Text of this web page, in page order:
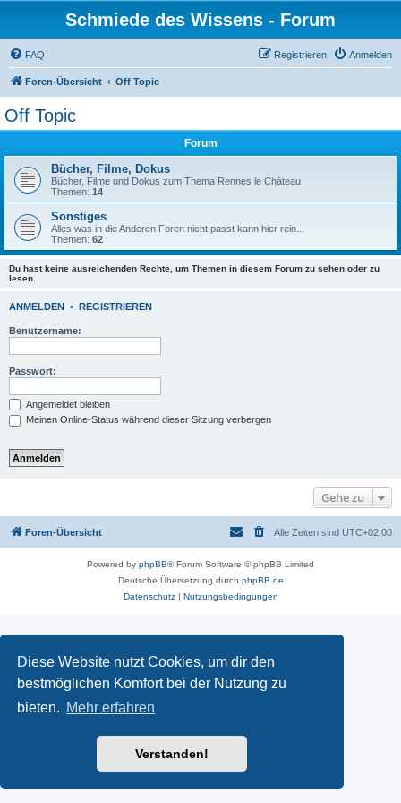
Diese Website nutzt Cookies, um dir den
bestmöglichen Komfort bei der Nutzung zu
bieten. Mehr erfahren
Verstanden!
Schmiede des Wissens - Forum
FAQ Anmelden
Registrieren
Foren-Übersicht Off Topic
Off Topic
Forum
Bücher, Filme, Dokus
Bücher, Filme und Dokus zum Thema Rennes le Château
Themen: 14
Sonstiges
Alles was in die Anderen Foren nicht passt kann hier rein...
Themen: 62
Du hast keine ausreichenden Rechte, um Themen in diesem Forum zu sehen oder zu
lesen.
ANMELDEN • REGISTRIEREN
Benutzername:
Passwort:
Angemeldet bleiben
Meinen Online-Status während dieser Sitzung verbergen
Gehe zu
Foren-Übersicht Alle Zeiten sind UTC+02:00
Powered by phpBB® Forum Software © phpBB Limited
Deutsche Übersetzung durch phpBB.de
Datenschutz| Nutzungsbedingungen